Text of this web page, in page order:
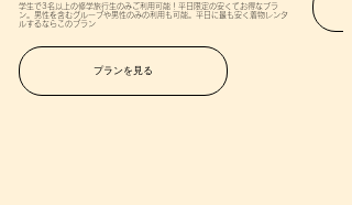
学生で3名以上の修学旅行生のみご利用可能！平日限定の安くてお得なプラ
ン。男性を含むグループや男性のみの利用も可能。平日に最も安く着物レンタ
ルするならこのプラン
プランを見る